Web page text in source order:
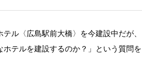
ル〈広島駅前大橋〉を今建設中だが、
テルを建設するのか？」という質問を